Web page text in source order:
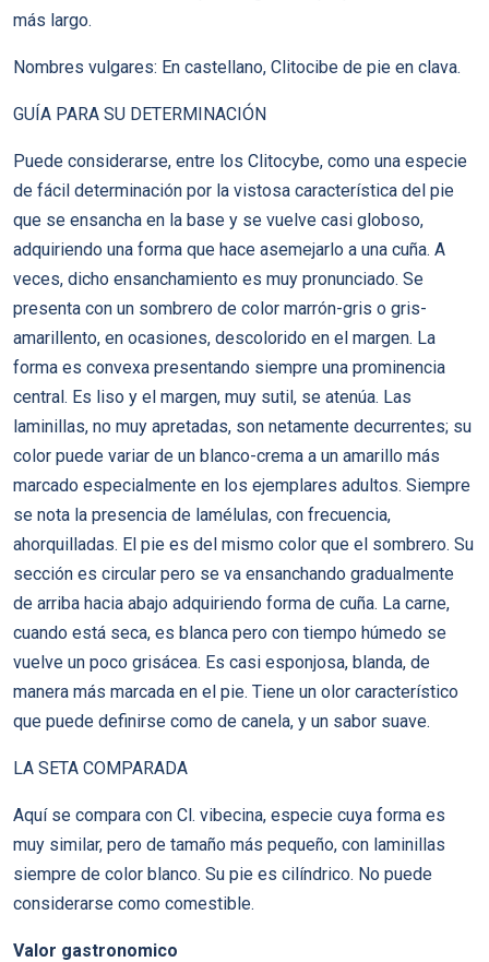
más largo.
Nombres vulgares: En castellano, Clitocibe de pie en clava.
GUÍA PARA SU DETERMINACIÓN
Puede considerarse, entre los Clitocybe, como una especie
de fácil determinación por la vistosa característica del pie
que se ensancha en la base y se vuelve casi globoso,
adquiriendo una forma que hace asemejarlo a una cuña. A
veces, dicho ensanchamiento es muy pronunciado. Se
presenta con un sombrero de color marrón-gris o gris-
amarillento, en ocasiones, descolorido en el margen. La
forma es convexa presentando siempre una prominencia
central. Es liso y el margen, muy sutil, se atenúa. Las
laminillas, no muy apretadas, son netamente decurrentes; su
color puede variar de un blanco-crema a un amarillo más
marcado especialmente en los ejemplares adultos. Siempre
se nota la presencia de lamélulas, con frecuencia,
ahorquilladas. El pie es del mismo color que el sombrero. Su
sección es circular pero se va ensanchando gradualmente
de arriba hacia abajo adquiriendo forma de cuña. La carne,
cuando está seca, es blanca pero con tiempo húmedo se
vuelve un poco grisácea. Es casi esponjosa, blanda, de
manera más marcada en el pie. Tiene un olor característico
que puede definirse como de canela, y un sabor suave.
LA SETA COMPARADA
Aquí se compara con Cl. vibecina, especie cuya forma es
muy similar, pero de tamaño más pequeño, con laminillas
siempre de color blanco. Su pie es cilíndrico. No puede
considerarse como comestible.
Valor gastronomico